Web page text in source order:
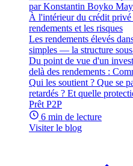
par Konstantin Boyko
À l'intérieur du crédit
rendements et les risques
Les rendements élevés
simples — la structure
Du point de vue d'un
delà des rendements :
Qui les soutient ? Que se
retardés ? Et quelle
Prêt P2P
6 min de lecture
Visiter le blog